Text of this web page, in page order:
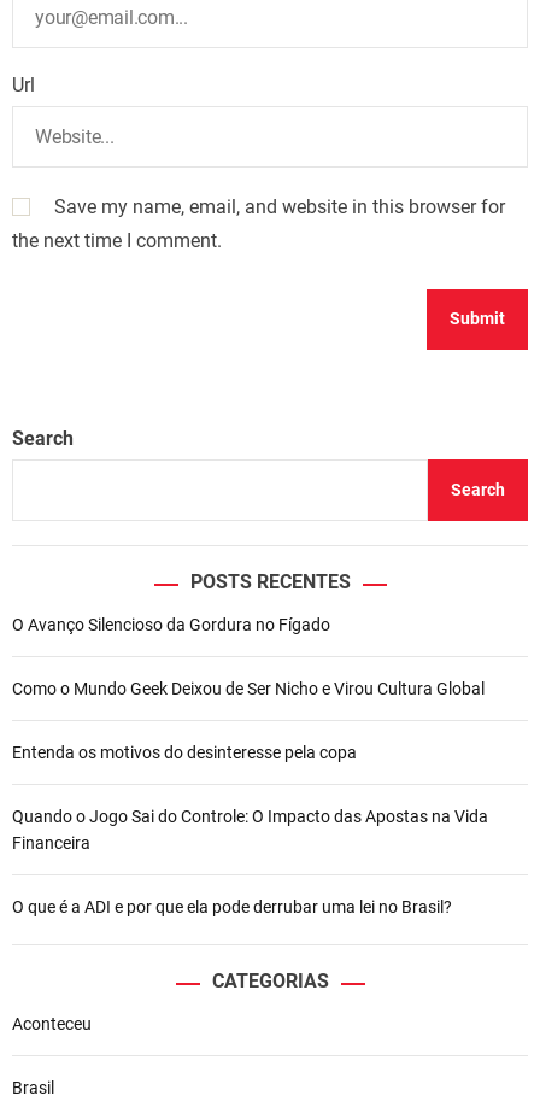
Url
Save my name, email, and website in this browser for
the next time I comment.
Search
Search
POSTS RECENTES
O Avanço Silencioso da Gordura no Fígado
Como o Mundo Geek Deixou de Ser Nicho e Virou Cultura Global
Entenda os motivos do desinteresse pela copa
Quando o Jogo Sai do Controle: O Impacto das Apostas na Vida
Financeira
O que é a ADI e por que ela pode derrubar uma lei no Brasil?
CATEGORIAS
Aconteceu
Brasil